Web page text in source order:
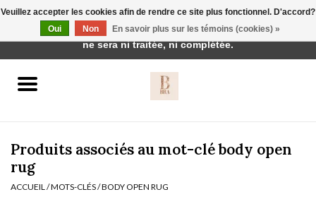
vêtements de nuit
Produits associés au mot-clé body open
rug
ACCUEIL /MOTS-CLÉS/BODY OPEN RUG
Veuillez accepter les cookies afin de rendre ce site plus fonctionnel. D'accord?
Oui
Non En savoir plus sur les témoins (cookies) »
Cette boutique est en construction. Toute commande passée
ne sera ni traitée, ni complétée.